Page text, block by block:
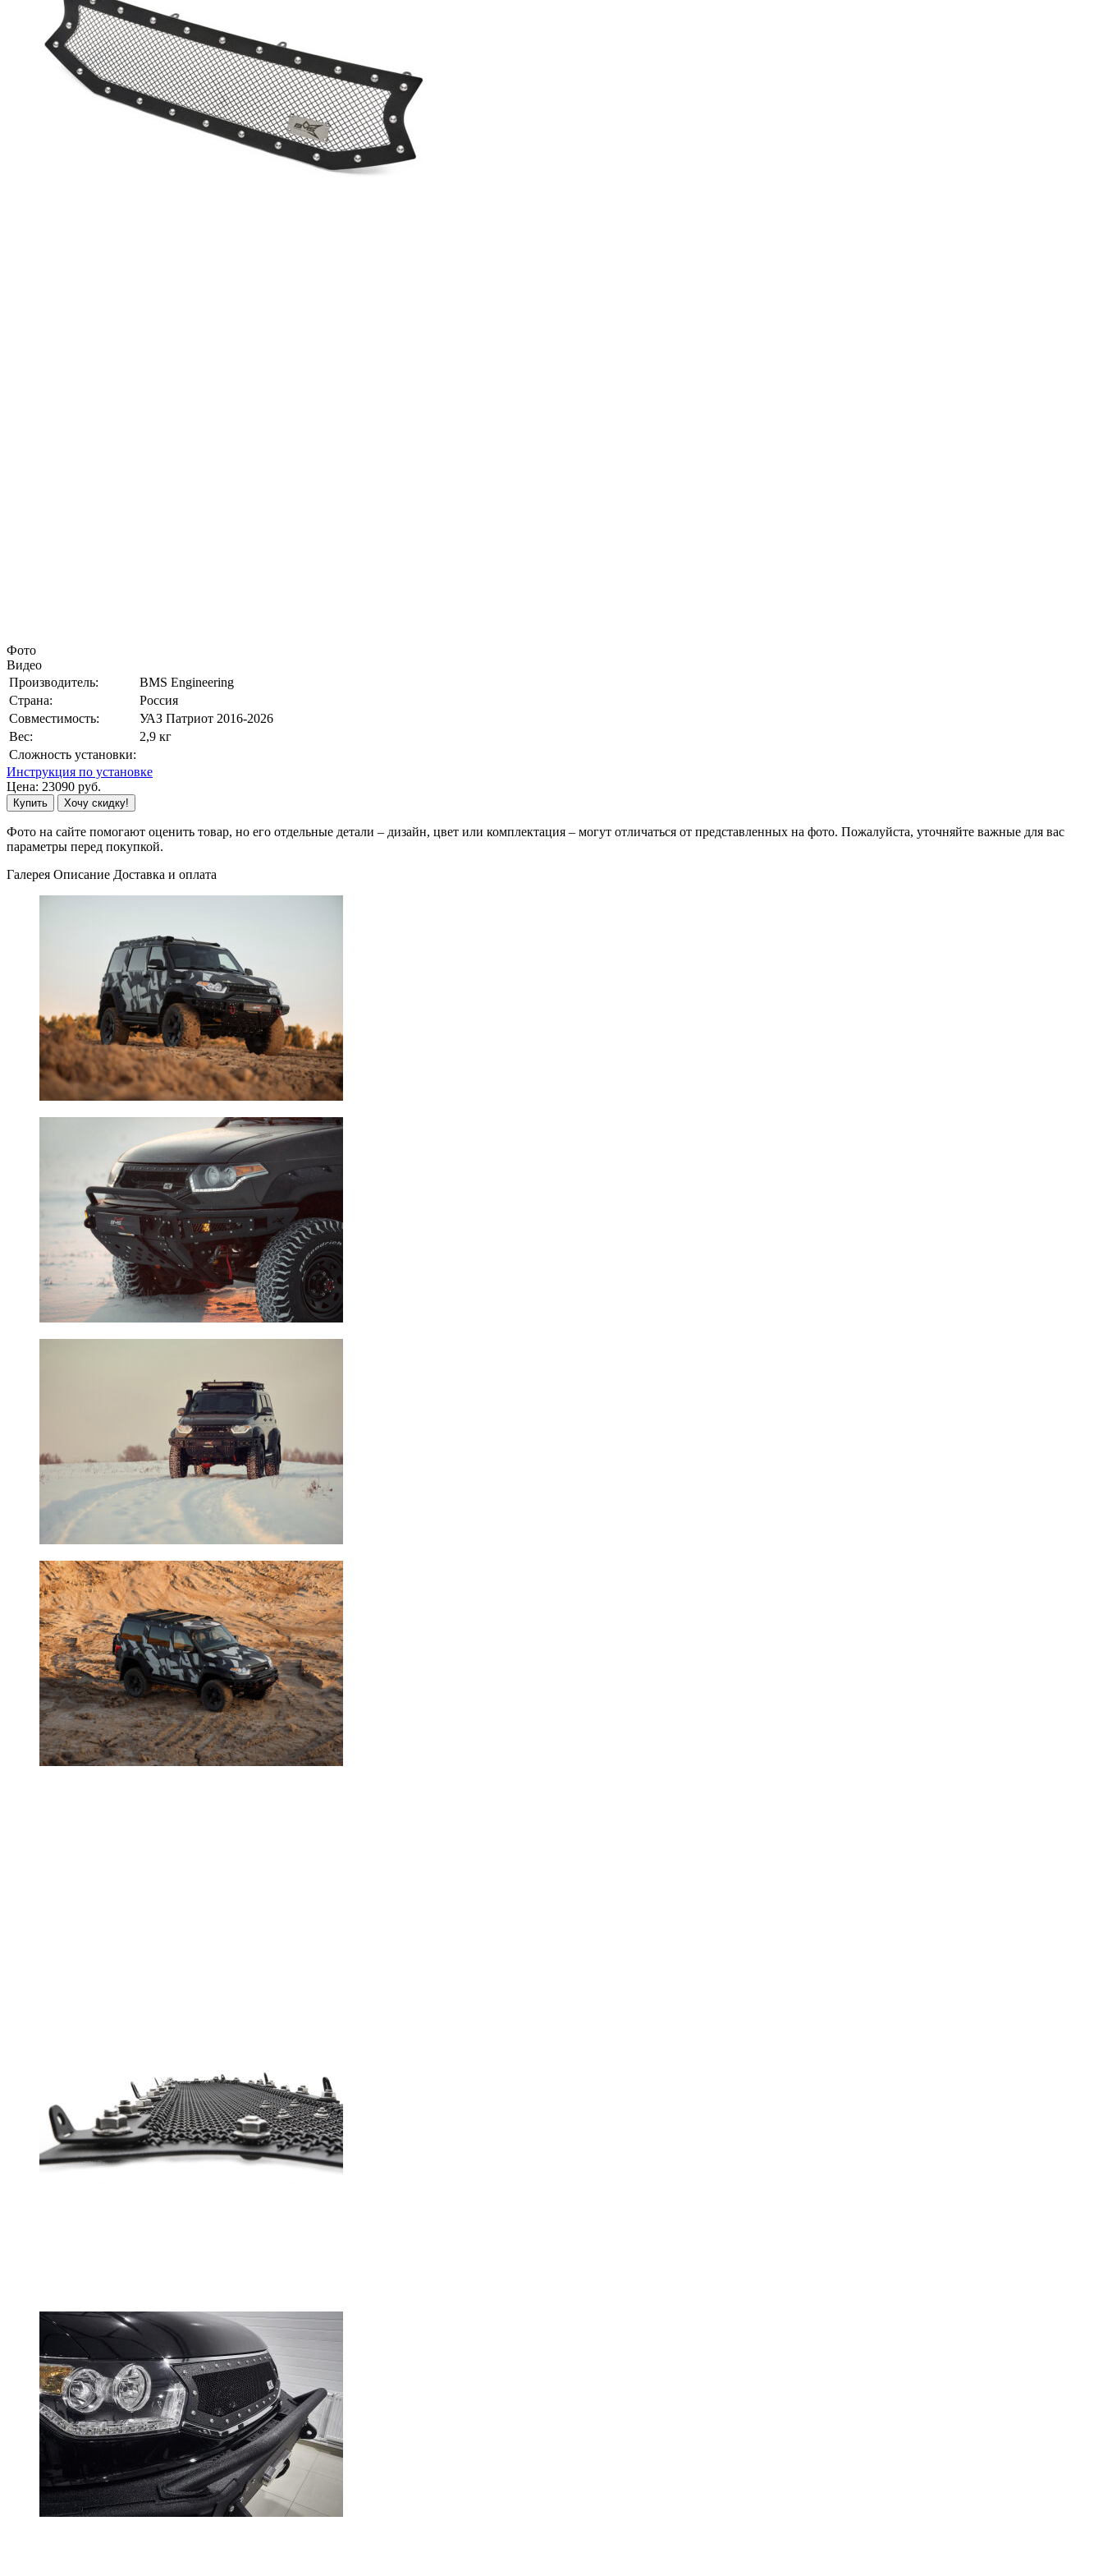
Фото
Видео
Производитель:
BMS Engineering
Страна:
Россия
Совместимость:
УАЗ Патриот 2016-2026
Вес:
2,9 кг
Сложность установки:
Инструкция по установке
Цена: 23090 руб.
Купить Хочу скидку!
Фото на сайте помогают оценить товар, но его отдельные детали – дизайн, цвет или комплектация – могут отличаться от представленных на фото. Пожалуйста, уточняйте важные для вас
параметры перед покупкой.
Галерея Описание Доставка и оплата